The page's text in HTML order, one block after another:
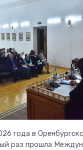
года в
раз прошла